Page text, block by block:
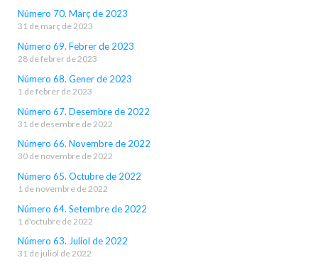
Número 70. Març de 2023
31 de març de 2023
Número 69. Febrer de 2023
28 de febrer de 2023
Número 68. Gener de 2023
1 de febrer de 2023
Número 67. Desembre de 2022
31 de desembre de 2022
Número 66. Novembre de 2022
30 de novembre de 2022
Número 65. Octubre de 2022
1 de novembre de 2022
Número 64. Setembre de 2022
1 d'octubre de 2022
Número 63. Juliol de 2022
31 de juliol de 2022